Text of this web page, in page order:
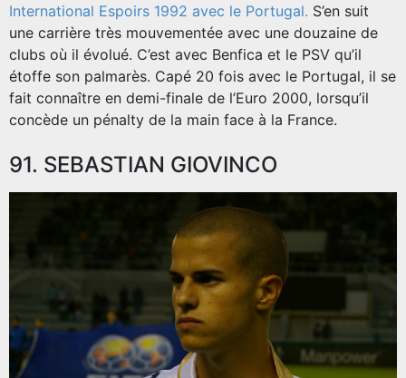
International Espoirs 1992 avec le Portugal. S’en suit
une carrière très mouvementée avec une douzaine de
clubs où il évolué. C’est avec Benfica et le PSV qu’il
étoffe son palmarès. Capé 20 fois avec le Portugal, il se
fait connaître en demi-finale de l’Euro 2000, lorsqu’il
concède un pénalty de la main face à la France.
91. SEBASTIAN GIOVINCO